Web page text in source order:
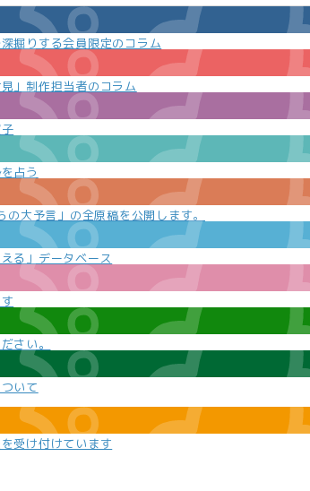
掘りする会員限定のコラム
」制作担当者のコラム
占う
大予言」の全原稿を公開します。
る」データベース
さい。
いて
受け付けています